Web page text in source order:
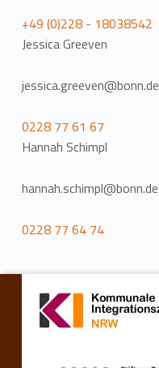
+49 (0)228 - 18038542
Jessica Greeven
jessica.greeven@bonn.de
0228 77 61 67
Hannah Schimpl
hannah.schimpl@bonn.de
0228 77 64 74
Zurück zur Hauptnavigation springen